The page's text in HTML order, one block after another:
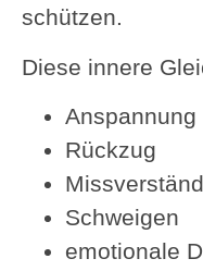
schützen.
Diese innere
Anspannung
Rückzug
Schweigen
emotionale